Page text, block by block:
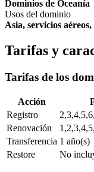
Dominios de Oceanía
Usos del dominio
Asia, servicios
Tarifas y
Tarifas de los
Acción
Registro
Renovación
Transferencia 1 año(s)
Restore
No